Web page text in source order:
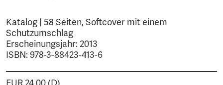
Katalog | 58 Seiten, Softcover mit einem
Schutzumschlag
Erscheinungsjahr: 2013
ISBN: 978-3-88423-413-6